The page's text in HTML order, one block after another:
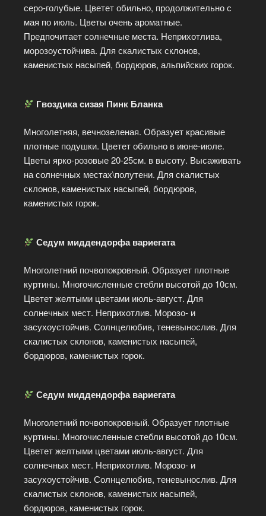
серо-голубые. Цветет обильно, продолжительно с
мая по июль. Цветы очень ароматные.
Предпочитает солнечные места. Неприхотлива,
морозоустойчива. Для скалистых склонов,
каменистых насыпей, бордюров, альпийских горок.
Гвоздика сизая Пинк Бланка
Многолетняя, вечнозеленая. Образует красивые
плотные подушки. Цветет обильно в июне-июле.
Цветы ярко-розовые 20-25см. в высоту. Высаживать
на солнечных местах\полутени. Для скалистых
склонов, каменистых насыпей, бордюров,
каменистых горок.
Седум миддендорфа вариегата
Многолетний почвопокровный. Образует плотные
куртины. Многочисленные стебли высотой до 10см.
Цветет желтыми цветами июль-август. Для
солнечных мест. Неприхотлив. Морозо- и
засухоустойчив. Солнцелюбив, теневынослив. Для
скалистых склонов, каменистых насыпей,
бордюров, каменистых горок.
Седум миддендорфа вариегата
Многолетний почвопокровный. Образует плотные
куртины. Многочисленные стебли высотой до 10см.
Цветет желтыми цветами июль-август. Для
солнечных мест. Неприхотлив. Морозо- и
засухоустойчив. Солнцелюбив, теневынослив. Для
скалистых склонов, каменистых насыпей,
бордюров, каменистых горок.